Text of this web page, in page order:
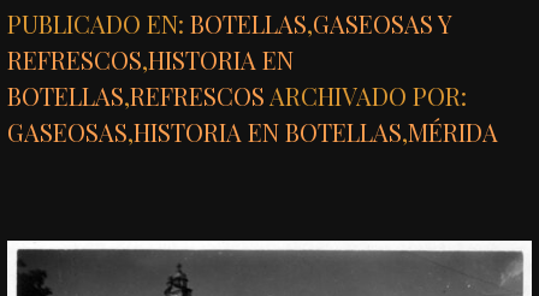
PUBLICADO EN:BOTELLAS,GASEOSAS Y
REFRESCOS,HISTORIA EN
BOTELLAS,REFRESCOS ARCHIVADO POR:
GASEOSAS,HISTORIA EN BOTELLAS,MÉRIDA